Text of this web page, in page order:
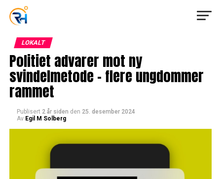
LOKALT
Politiet advarer mot ny
svindelmetode – flere ungdommer
rammet
Publisert 2 år siden den 25. desember 2024
Av Egil M Solberg